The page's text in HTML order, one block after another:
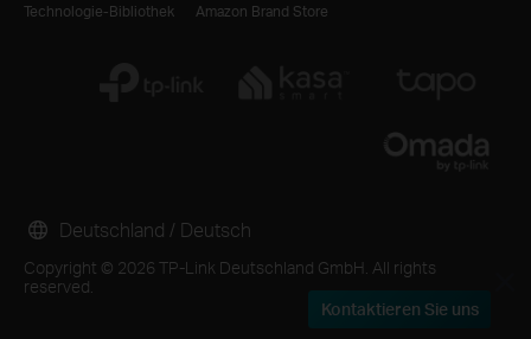
Technologie-Bibliothek Amazon Brand Store
Copyright © 2026 TP-Link Deutschland GmbH. All rights
reserved.
Deutschland / Deutsch
Kontaktieren Sie uns